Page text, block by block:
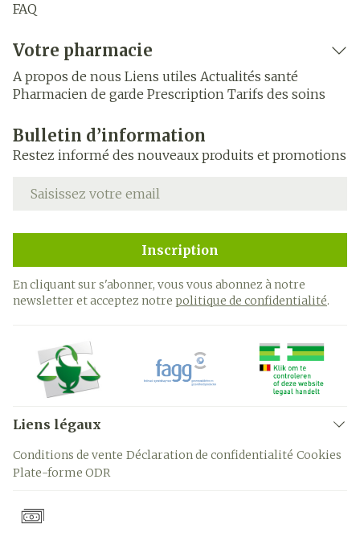
FAQ
Votre pharmacie
A propos de nous Liens utiles Actualités santé
Pharmacien de garde Prescription Tarifs des soins
Bulletin d’information
Restez informé des nouveaux produits et promotions
Adresse mail
Inscription
En cliquant sur s'abonner, vous vous abonnez à notre
newsletter et acceptez notre politique de confidentialité.
Liens légaux
Conditions de vente Déclaration de confidentialité Cookies
Plate-forme ODR